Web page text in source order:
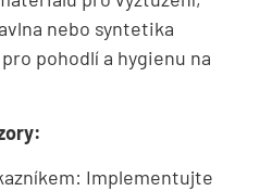
nebo syntetika
pohodlí a hygienu na
Implementujte